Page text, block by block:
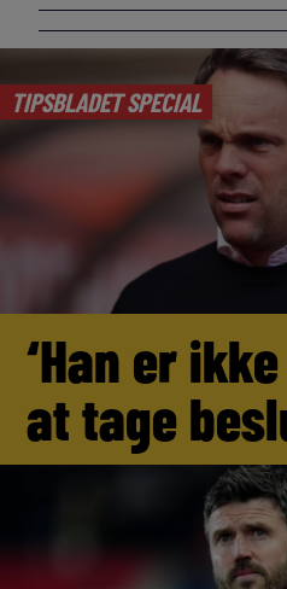
TIPSBLADET SPECIAL
‘Han er
at tage